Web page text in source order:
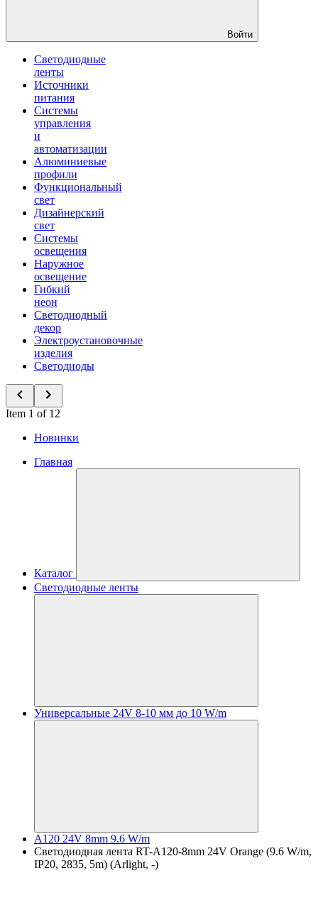
Войти
Светодиодные
ленты
Источники
питания
Системы
управления
и
автоматизации
Алюминиевые
профили
Функциональный
свет
Дизайнерский
свет
Системы
освещения
Наружное
освещение
Гибкий
неон
Светодиодный
декор
Электроустановочные
изделия
Светодиоды
Item 1 of 12
Новинки
Главная
Каталог
Светодиодные ленты
Универсальные 24V 8-10 мм до 10 W/m
A120 24V 8mm 9.6 W/m
Светодиодная лента RT-A120-8mm 24V Orange (9.6 W/m,
IP20, 2835, 5m) (Arlight, -)